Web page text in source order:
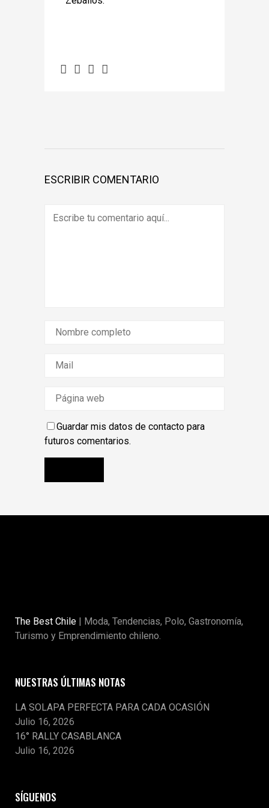
ESCRIBIR COMENTARIO
Guardar mis datos de contacto para
futuros comentarios.
The Best Chile | Moda, Tendencias, Polo, Gastronomía,
Turismo y Emprendimiento chileno.
NUESTRAS ÚLTIMAS NOTAS
LA SOLAPA PERFECTA PARA CADA OCASIÓN
Julio 16, 2026
16° RALLY CASABLANCA
Julio 16, 2026
SÍGUENOS